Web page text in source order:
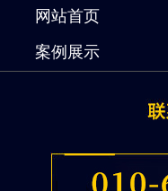
网站首页
案例展示